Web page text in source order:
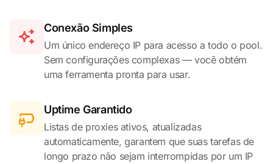
Conexão Simples
Um único endereço IP para acesso a todo o pool.
Sem configurações complexas — você obtém
uma ferramenta pronta para usar.
Uptime Garantido
Listas de proxies ativos, atualizadas
automaticamente, garantem que suas tarefas de
longo prazo não sejam interrompidas por um IP